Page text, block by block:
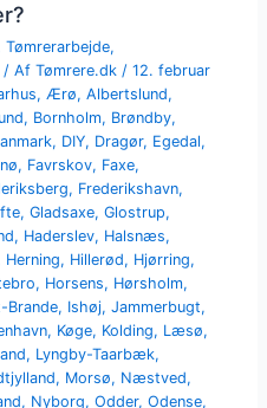
Tømrerarbejde,
/ AfTømrere.dk/12. februar
,Ærø,Albertslund,
, Bornholm, Brøndby,
, DIY, Dragør, Egedal,
, Favrskov, Faxe,
, Frederikshavn,
,Gladsaxe,Glostrup,
, Haderslev, Halsnæs,
Herning, Hillerød, Hjørring,
, Horsens, Hørsholm,
Brande, Ishøj,Jammerbugt,
, Køge, Kolding, Læsø,
, Lyngby-Taarbæk,
, Morsø, Næstved,
, Nyborg,Odder,Odense,